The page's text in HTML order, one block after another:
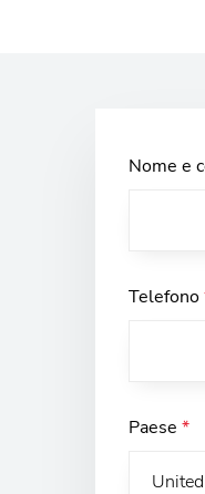
Nome e
Telefono
Paese *